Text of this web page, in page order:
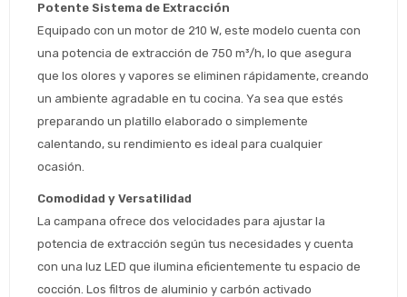
Potente Sistema de Extracción
Equipado con un motor de 210 W, este modelo cuenta con
una potencia de extracción de 750 m³/h, lo que asegura
que los olores y vapores se eliminen rápidamente, creando
un ambiente agradable en tu cocina. Ya sea que estés
preparando un platillo elaborado o simplemente
calentando, su rendimiento es ideal para cualquier
ocasión.
Comodidad y Versatilidad
La campana ofrece dos velocidades para ajustar la
potencia de extracción según tus necesidades y cuenta
con una luz LED que ilumina eficientemente tu espacio de
cocción. Los filtros de aluminio y carbón activado
Después, hasta en 12
cuotas y sin tocar tu
tarjeta de crédito
Cédula de identidad
Celular
Estás calificado para comprar usando Pago
Después.
Ups!
Parece que no tenes oferta, lamentamos
¡Algo salió mal!